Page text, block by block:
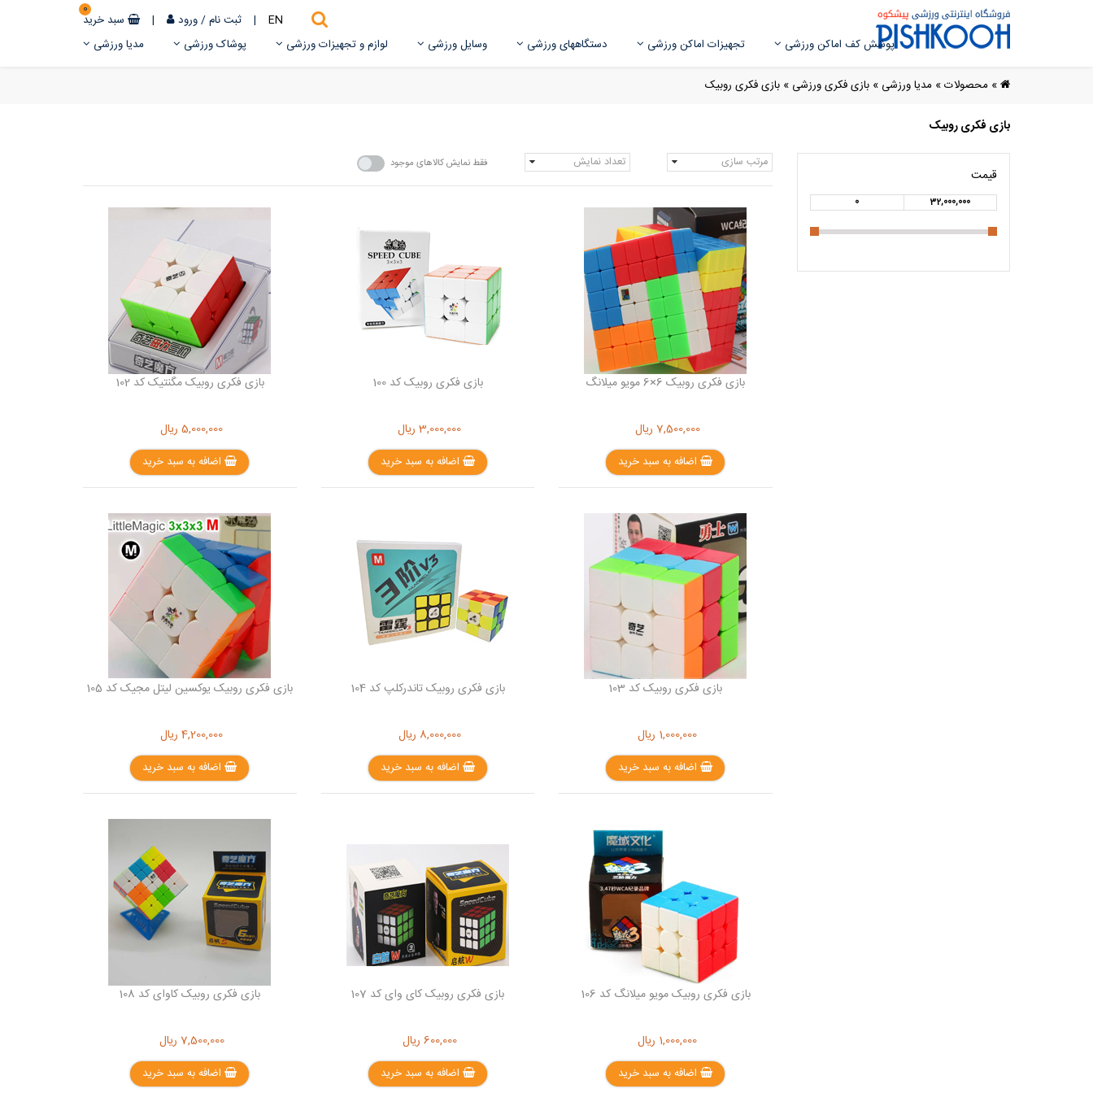
EN
| ثبت نام/ورود | سبد خرید
0
پوشش کف اماکن ورزشی تجهیزات اماکن ورزشی دستگاههای ورزشی وسایل ورزشی لوازم و تجهیزات ورزشی پوشاک ورزشی مدیا ورزشی
» محصولات» مدیا ورزشی » بازی فکری ورزشی » بازی فکری روبیک
بازی فکری روبیک
قیمت
0 32,000,000
مرتب سازی تعداد نمایش فقط نمایش کالاهای موجود
بازی فکری روبیک 6×6 مویو میلانگ
7,500,000 ریال
اضافه به سبد خرید
بازی فکری روبیک کد 100
3,000,000ریال
اضافه به سبد خرید
بازی فکری روبیک مگنتیک کد 102
5,000,000ریال
اضافه به سبد خرید
بازی فکری روبیک کد 103
1,000,000 ریال
اضافه به سبد خرید
بازی فکری روبیک تاندرکلپ کد 104
8,000,000 ریال
اضافه به سبد خرید
بازی فکری روبیک یوکسین لیتل مجیک کد 105
4,200,000ریال
اضافه به سبد خرید
بازی فکری روبیک مویو میلانگ کد 106
1,000,000 ریال
اضافه به سبد خرید
بازی فکری روبیک کای وای کد 107
600,000 ریال
اضافه به سبد خرید
بازی فکری روبیک کاوای کد 108
7,500,000 ریال
اضافه به سبد خرید